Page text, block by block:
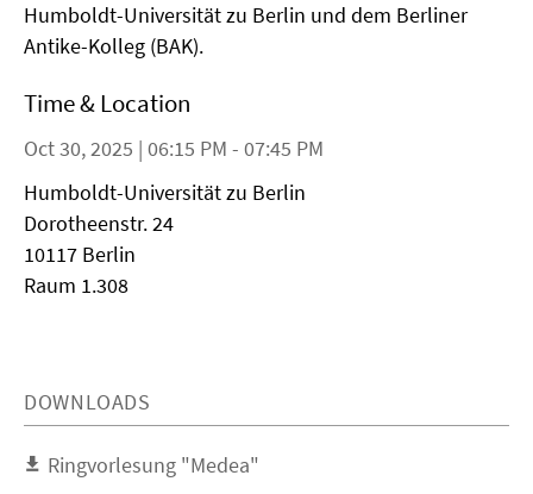
Humboldt-Universität zu Berlin und dem Berliner
Antike-Kolleg (BAK).
Time & Location
Oct 30, 2025 | 06:15 PM - 07:45 PM
Humboldt-Universität zu Berlin
Dorotheenstr. 24
10117 Berlin
Raum 1.308
DOWNLOADS
Ringvorlesung "Medea"